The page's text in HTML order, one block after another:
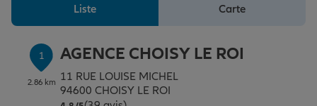
Autres véhicules
Habitation
Équipements habitation
Santé & prévoyance
Santé
Famille Loisirs
Liste Carte
1
2.86 km
AGENCE CHOISY LE ROI
11 RUE LOUISE MICHEL
94600 CHOISY LE ROI